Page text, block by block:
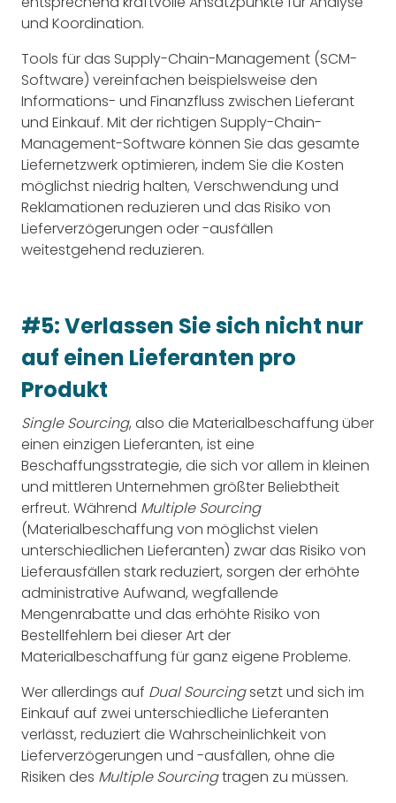
und Koordination.
Tools für das Supply-Chain-Management (SCM-
Software) vereinfachen beispielsweise den
Informations- und Finanzfluss zwischen Lieferant
und Einkauf. Mit der richtigen Supply-Chain-
Management-Software können Sie das gesamte
Liefernetzwerk optimieren, indem Sie die Kosten
möglichst niedrig halten, Verschwendung und
Reklamationen reduzieren und das Risiko von
Lieferverzögerungen oder -ausfällen
weitestgehend reduzieren.
#5: Verlassen Sie sich nicht nur
auf einen Lieferanten pro
Produkt
Single Sourcing, also die Materialbeschaffung über
einen einzigen Lieferanten, ist eine
Beschaffungsstrategie, die sich vor allem in kleinen
und mittleren Unternehmen größter Beliebtheit
erfreut. Während Multiple Sourcing
(Materialbeschaffung von möglichst vielen
unterschiedlichen Lieferanten) zwar das Risiko von
Lieferausfällen stark reduziert, sorgen der erhöhte
administrative Aufwand, wegfallende
Mengenrabatte und das erhöhte Risiko von
Bestellfehlern bei dieser Art der
Materialbeschaffung für ganz eigene Probleme.
Wer allerdings auf Dual Sourcingsetzt und sich im
Einkauf auf zwei unterschiedliche Lieferanten
verlässt, reduziert die Wahrscheinlichkeit von
Lieferverzögerungen und -ausfällen, ohne die
Risiken des Multiple Sourcingtragen zu müssen.